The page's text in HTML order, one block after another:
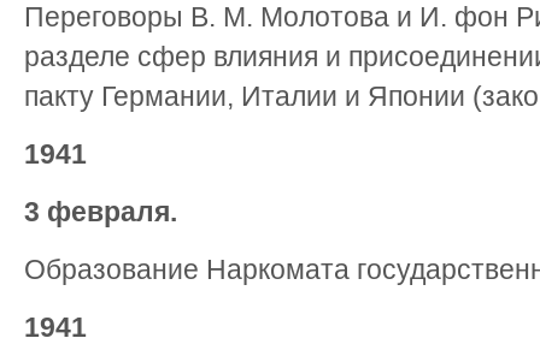
Переговоры В. М. Молотова и И. фон
разделе сфер влияния и
пакту Германии, Италии и Японии
1941
3 февраля.
Образование Наркомата
1941